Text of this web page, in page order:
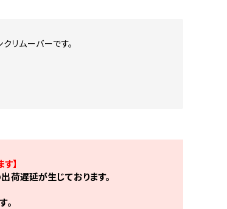
リムーバーです。
】
荷遅延が生じております。
。